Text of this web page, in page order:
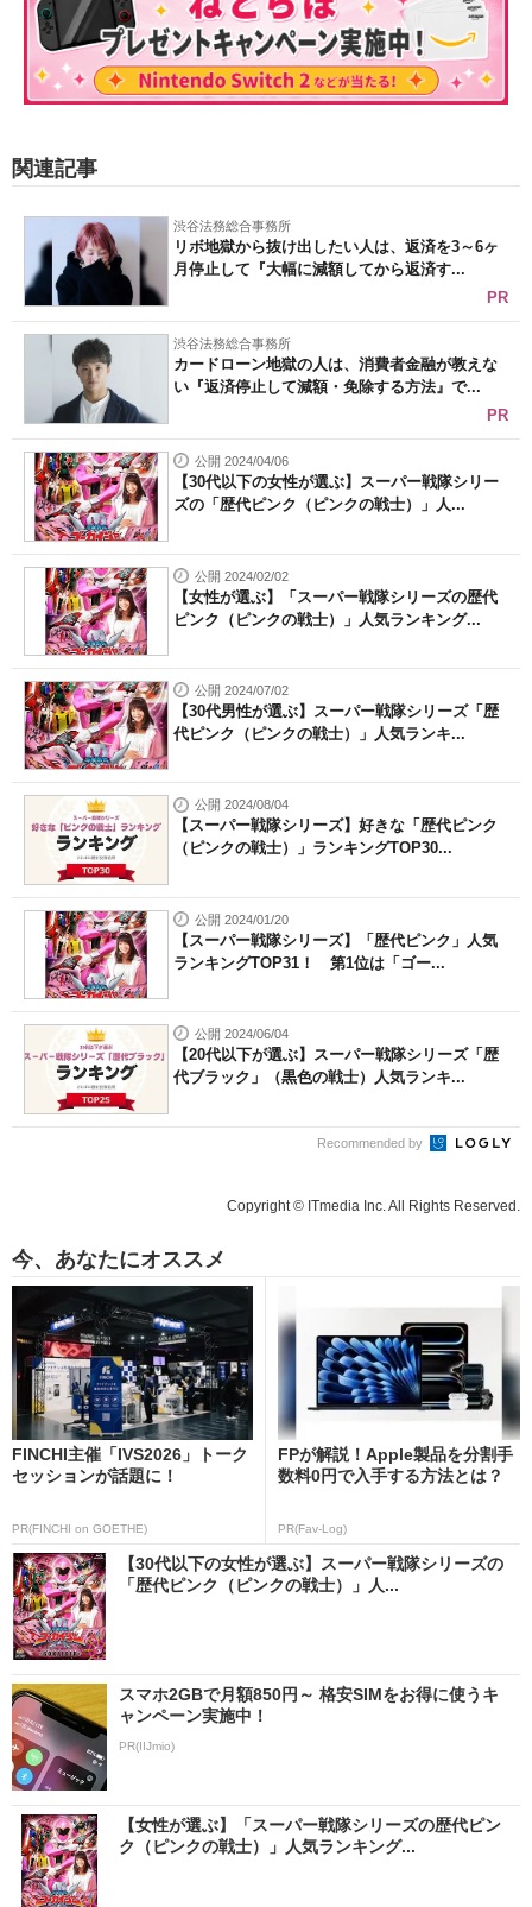
関連記事
渋谷法務総合事務所
リボ地獄から抜け出したい人は、返済を3～6ヶ
月停止して『大幅に減額してから返済す...
PR
渋谷法務総合事務所
カードローン地獄の人は、消費者金融が教えな
い『返済停止して減額・免除する方法』で...
PR
公開 2024/04/06
【30代以下の女性が選ぶ】スーパー戦隊シリー
ズの「歴代ピンク（ピンクの戦士）」人...
公開 2024/02/02
【女性が選ぶ】「スーパー戦隊シリーズの歴代
ピンク（ピンクの戦士）」人気ランキング...
公開 2024/07/02
【30代男性が選ぶ】スーパー戦隊シリーズ「歴
代ピンク（ピンクの戦士）」人気ランキ...
公開 2024/08/04
【スーパー戦隊シリーズ】好きな「歴代ピンク
（ピンクの戦士）」ランキングTOP30...
公開 2024/01/20
【スーパー戦隊シリーズ】「歴代ピンク」人気
ランキングTOP31！ 第1位は「ゴー...
公開 2024/06/04
【20代以下が選ぶ】スーパー戦隊シリーズ「歴
代ブラック」（黒色の戦士）人気ランキ...
Recommended by
Copyright © ITmedia Inc. All Rights Reserved.
今、あなたにオススメ
FINCHI主催「IVS2026」トーク
セッションが話題に！
PR(FINCHI on GOETHE)
FPが解説！Apple製品を分割手
数料0円で入手する方法とは？
PR(Fav-Log)
【30代以下の女性が選ぶ】スーパー戦隊シリーズの
「歴代ピンク（ピンクの戦士）」人...
スマホ2GBで月額850円～ 格安SIMをお得に使うキ
ャンペーン実施中！
PR(IIJmio)
【女性が選ぶ】「スーパー戦隊シリーズの歴代ピン
ク（ピンクの戦士）」人気ランキング...